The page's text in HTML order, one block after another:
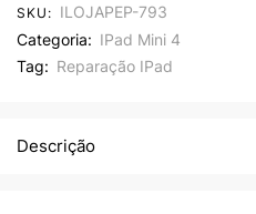
SKU: ILOJAPEP-793
Categoria: IPad Mini 4
Tag: Reparação IPad
Descrição